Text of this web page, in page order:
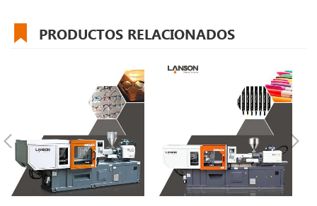
PRODUCTOS RELACIONADOS